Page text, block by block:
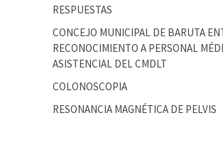
RESPUESTAS
CONCEJO MUNICIPAL DE BARUTA
RECONOCIMIENTO A PERSONAL
ASISTENCIAL DEL CMDLT
COLONOSCOPIA
RESONANCIA MAGNÉTICA DE PELVIS